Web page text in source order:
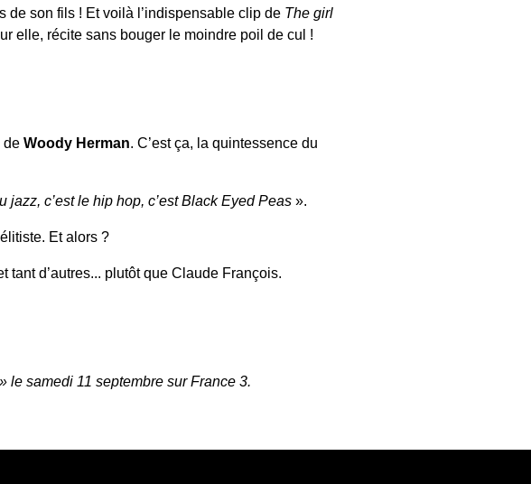
de son fils ! Et voilà l’indispensable clip de The girl
elle, récite sans bouger le moindre poil de cul !
de Woody Herman. C’est ça, la quintessence du
jazz, c’est le hip hop, c’est Black Eyed Peas ».
Et alors ?
tant d’autres... plutôt que Claude François.
le samedi 11 septembre sur France 3.